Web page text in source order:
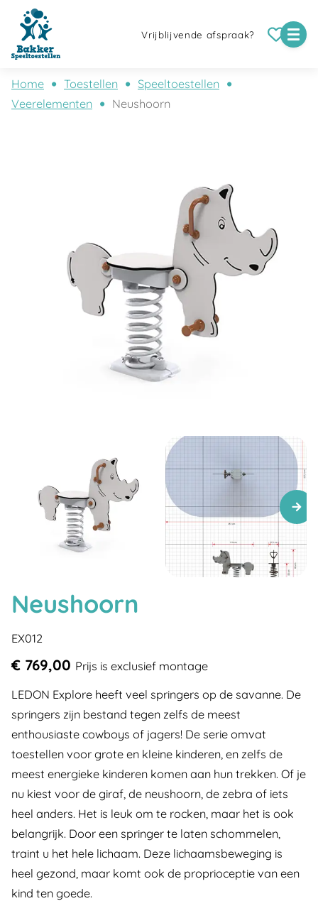
Vrijblijvende afspraak?
Home Toestellen
Speeltoestellen
Veerelementen
Neushoorn
Neushoorn
EX012
€ 769,00 Prijs is exclusief montage
LEDON Explore heeft veel springers op de savanne. De
springers zijn bestand tegen zelfs de meest
enthousiaste cowboys of jagers! De serie omvat
toestellen voor grote en kleine kinderen, en zelfs de
meest energieke kinderen komen aan hun trekken. Of je
nu kiest voor de giraf, de neushoorn, de zebra of iets
heel anders. Het is leuk om te rocken, maar het is ook
belangrijk. Door een springer te laten schommelen,
traint u het hele lichaam. Deze lichaamsbeweging is
heel gezond, maar komt ook de proprioceptie van een
kind ten goede.